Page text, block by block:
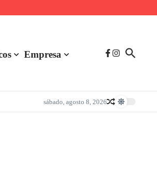
Empresa
sábado, agosto 8, 2026